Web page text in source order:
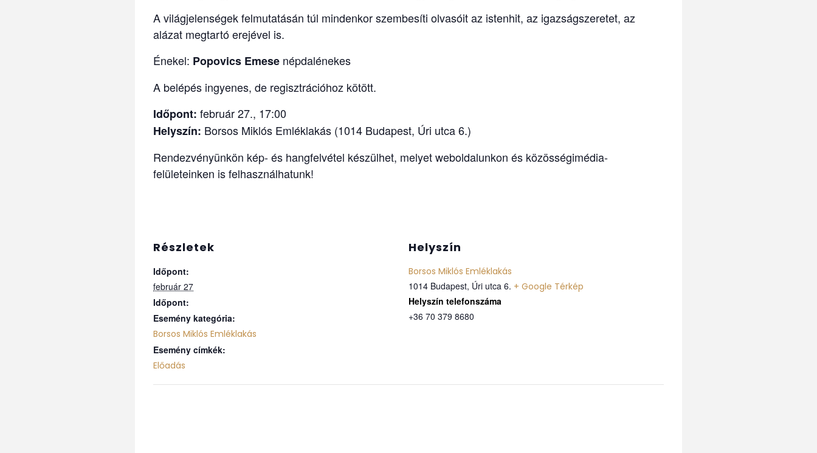
A világjelenségek felmutatásán túl mindenkor szembesíti olvasóit az istenhit, az igazságszeretet, az
alázat megtartó erejével is.
Énekel: Popovics Emese népdalénekes
A belépés ingyenes, de regisztrációhoz kötött.
Időpont: február 27., 17:00
Helyszín: Borsos Miklós Emléklakás (1014 Budapest, Úri utca 6.)
Rendezvényünkön kép- és hangfelvétel készülhet, melyet weboldalunkon és közösségimédia-
felületeinken is felhasználhatunk!
Részletek
Időpont:
február 27
Időpont:
Esemény kategória:
Borsos Miklós Emléklakás
Esemény címkék:
Előadás
Helyszín
Borsos Miklós Emléklakás
1014 Budapest, Úri utca 6. + Google Térkép
+36 70 379 8680